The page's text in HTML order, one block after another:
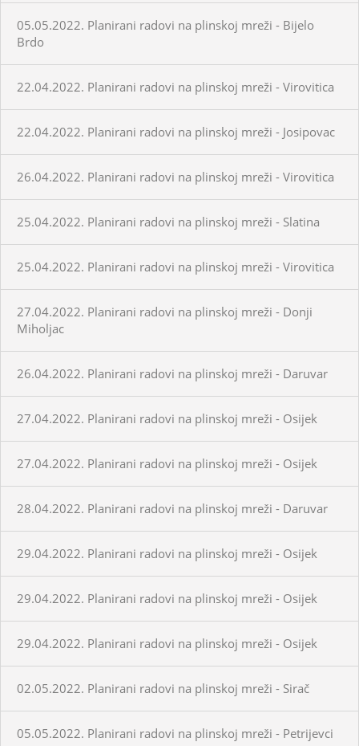
05.05.2022. Planirani radovi na plinskoj mreži - Bijelo
Brdo
22.04.2022. Planirani radovi na plinskoj mreži - Virovitica
22.04.2022. Planirani radovi na plinskoj mreži - Josipovac
26.04.2022. Planirani radovi na plinskoj mreži - Virovitica
25.04.2022. Planirani radovi na plinskoj mreži - Slatina
25.04.2022. Planirani radovi na plinskoj mreži - Virovitica
27.04.2022. Planirani radovi na plinskoj mreži - Donji
Miholjac
26.04.2022. Planirani radovi na plinskoj mreži - Daruvar
27.04.2022. Planirani radovi na plinskoj mreži - Osijek
27.04.2022. Planirani radovi na plinskoj mreži - Osijek
28.04.2022. Planirani radovi na plinskoj mreži - Daruvar
29.04.2022. Planirani radovi na plinskoj mreži - Osijek
29.04.2022. Planirani radovi na plinskoj mreži - Osijek
29.04.2022. Planirani radovi na plinskoj mreži - Osijek
02.05.2022. Planirani radovi na plinskoj mreži - Sirač
05.05.2022. Planirani radovi na plinskoj mreži - Petrijevci